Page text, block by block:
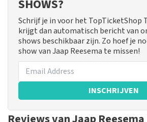
SHOWS?
Schrijf je in voor het TopTicketShop
krijgt dan automatisch bericht van
shows beschikbaar zijn. Zo hoef je
show van Jaap Reesema te missen!
INSCHRIJVEN